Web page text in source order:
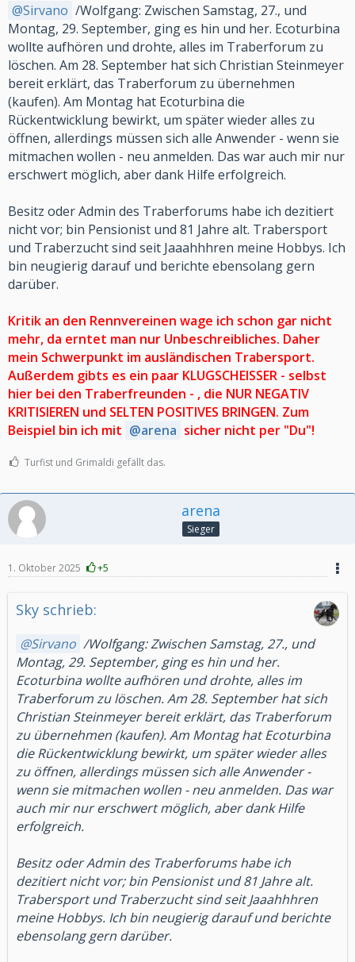
Sirvano /Wolfgang: Zwischen Samstag, 27., und
Montag, 29. September, ging es hin und her. Ecoturbina
wollte aufhören und drohte, alles im Traberforum zu
löschen. Am 28. September hat sich Christian Steinmeyer
bereit erklärt, das Traberforum zu übernehmen
(kaufen). Am Montag hat Ecoturbina die
Rückentwicklung bewirkt, um später wieder alles zu
öffnen, allerdings müssen sich alle Anwender - wenn sie
mitmachen wollen - neu anmelden. Das war auch mir nur
erschwert möglich, aber dank Hilfe erfolgreich.
Besitz oder Admin des Traberforums habe ich dezitiert
nicht vor; bin Pensionist und 81 Jahre alt. Trabersport
und Traberzucht sind seit Jaaahhhren meine Hobbys. Ich
bin neugierig darauf und berichte ebensolang gern
darüber.
Kritik an den Rennvereinen wage ich schon gar nicht
mehr, da erntet man nur Unbeschreibliches. Daher
mein Schwerpunkt im ausländischen Trabersport.
Außerdem gibts es ein paar KLUGSCHEISSER - selbst
hier bei den Traberfreunden - , die NUR NEGATIV
KRITISIEREN und SELTEN POSITIVES BRINGEN. Zum
Beispiel bin ich mit
arena sicher nicht per "Du"!
Turfist und Grimaldi gefällt das.
arena
Sieger
1. Oktober 2025 +5
Sky schrieb:
Sirvano /Wolfgang: Zwischen Samstag, 27., und
Montag, 29. September, ging es hin und her.
Ecoturbina wollte aufhören und drohte, alles im
Traberforum zu löschen. Am 28. September hat sich
Christian Steinmeyer bereit erklärt, das Traberforum
zu übernehmen (kaufen). Am Montag hat Ecoturbina
die Rückentwicklung bewirkt, um später wieder alles
zu öffnen, allerdings müssen sich alle Anwender -
wenn sie mitmachen wollen - neu anmelden. Das war
auch mir nur erschwert möglich, aber dank Hilfe
erfolgreich.
Besitz oder Admin des Traberforums habe ich
dezitiert nicht vor; bin Pensionist und 81 Jahre alt.
Trabersport und Traberzucht sind seit Jaaahhhren
meine Hobbys. Ich bin neugierig darauf und berichte
ebensolang gern darüber.